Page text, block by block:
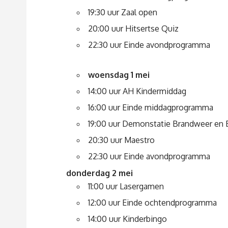
19:30 uur Zaal open
20:00 uur Hitsertse Quiz
22:30 uur Einde avondprogramma
woensdag 1 mei
14:00 uur AH Kindermiddag
16:00 uur Einde middagprogramma
19:00 uur Demonstatie Brandweer en
20:30 uur Maestro
22:30 uur Einde avondprogramma
donderdag 2 mei
11:00 uur Lasergamen
12:00 uur Einde ochtendprogramma
14:00 uur Kinderbingo